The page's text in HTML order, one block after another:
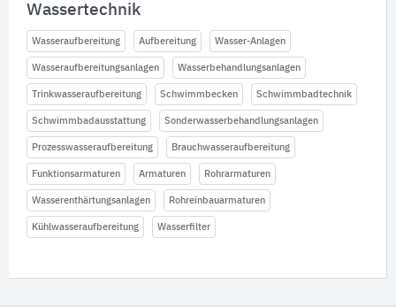
Wassertechnik
Wasseraufbereitung Aufbereitung Wasser-Anlagen
Wasseraufbereitungsanlagen Wasserbehandlungsanlagen
Trinkwasseraufbereitung Schwimmbecken Schwimmbadtechnik
Schwimmbadausstattung Sonderwasserbehandlungsanlagen
Prozesswasseraufbereitung Brauchwasseraufbereitung
Funktionsarmaturen Armaturen Rohrarmaturen
Wasserenthärtungsanlagen Rohreinbauarmaturen
Kühlwasseraufbereitung Wasserfilter